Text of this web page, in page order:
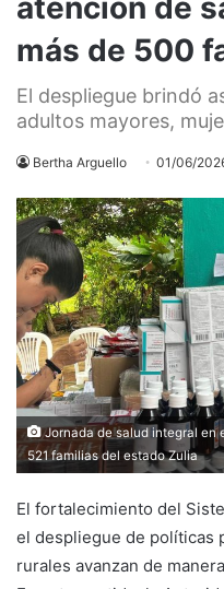
más de 500
El despliegue brindó
adultos mayores,
Bertha Arguello 01/06/
Jornada de salud integral en
521 familias del estado Zulia
El fortalecimiento del
el despliegue de políticas
rurales avanzan de